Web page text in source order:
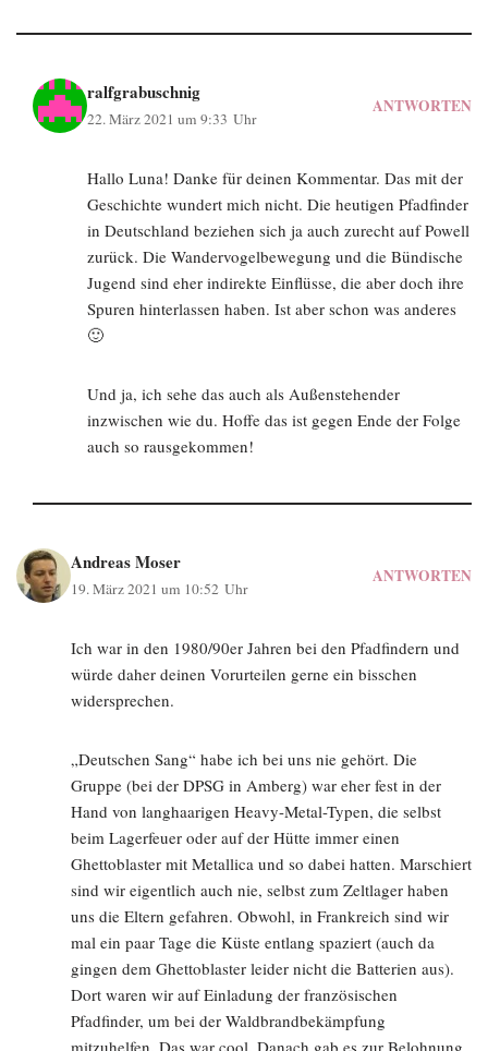
ralfgrabuschnig
22. März 2021 um 9:33 Uhr
ANTWORTEN
Hallo Luna! Danke für deinen Kommentar. Das mit der
Geschichte wundert mich nicht. Die heutigen Pfadfinder
in Deutschland beziehen sich ja auch zurecht auf Powell
zurück. Die Wandervogelbewegung und die Bündische
Jugend sind eher indirekte Einflüsse, die aber doch ihre
Spuren hinterlassen haben. Ist aber schon was anderes
🙂
Und ja, ich sehe das auch als Außenstehender
inzwischen wie du. Hoffe das ist gegen Ende der Folge
auch so rausgekommen!
Andreas Moser
19. März 2021 um 10:52 Uhr
ANTWORTEN
Ich war in den 1980/90er Jahren bei den Pfadfindern und
würde daher deinen Vorurteilen gerne ein bisschen
widersprechen.
„Deutschen Sang“ habe ich bei uns nie gehört. Die
Gruppe (bei der DPSG in Amberg) war eher fest in der
Hand von langhaarigen Heavy-Metal-Typen, die selbst
beim Lagerfeuer oder auf der Hütte immer einen
Ghettoblaster mit Metallica und so dabei hatten. Marschiert
sind wir eigentlich auch nie, selbst zum Zeltlager haben
uns die Eltern gefahren. Obwohl, in Frankreich sind wir
mal ein paar Tage die Küste entlang spaziert (auch da
gingen dem Ghettoblaster leider nicht die Batterien aus).
Dort waren wir auf Einladung der französischen
Pfadfinder, um bei der Waldbrandbekämpfung
mitzuhelfen. Das war cool. Danach gab es zur Belohnung